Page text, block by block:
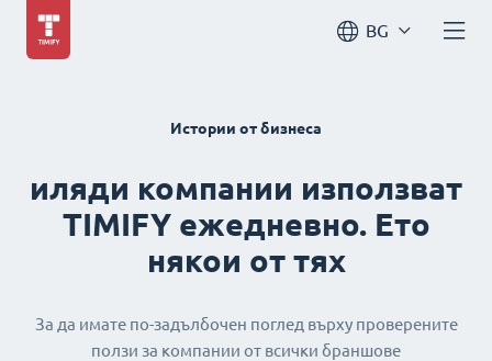
BG
Истории от бизнеса
иляди компании използват
TIMIFY ежедневно. Ето
някои от тях
За да имате по-задълбочен поглед върху проверените
ползи за компании от всички браншове